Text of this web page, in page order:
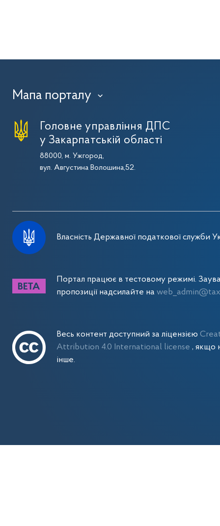
Мапа порталу ›
Головне управління ДПС
у Закарпатській області
88000, м. Ужгород,
вул. Августина Волошина,52.
Власність Державної податкової служби
Портал працює в тестовому режимі.
пропозиції надсилайте на
Весь контент доступний за ліцензією
Attribution 4.0 International license , якщо
інше.